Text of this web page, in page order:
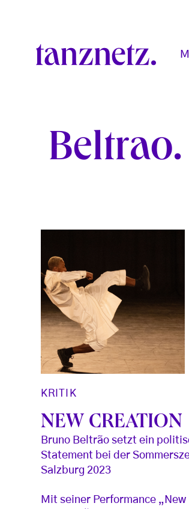
Beltrao
KRITIK
NEW CREATION
Bruno Beltrão setzt ein
Statement bei der
Salzburg 2023
Mit seiner Performance „New